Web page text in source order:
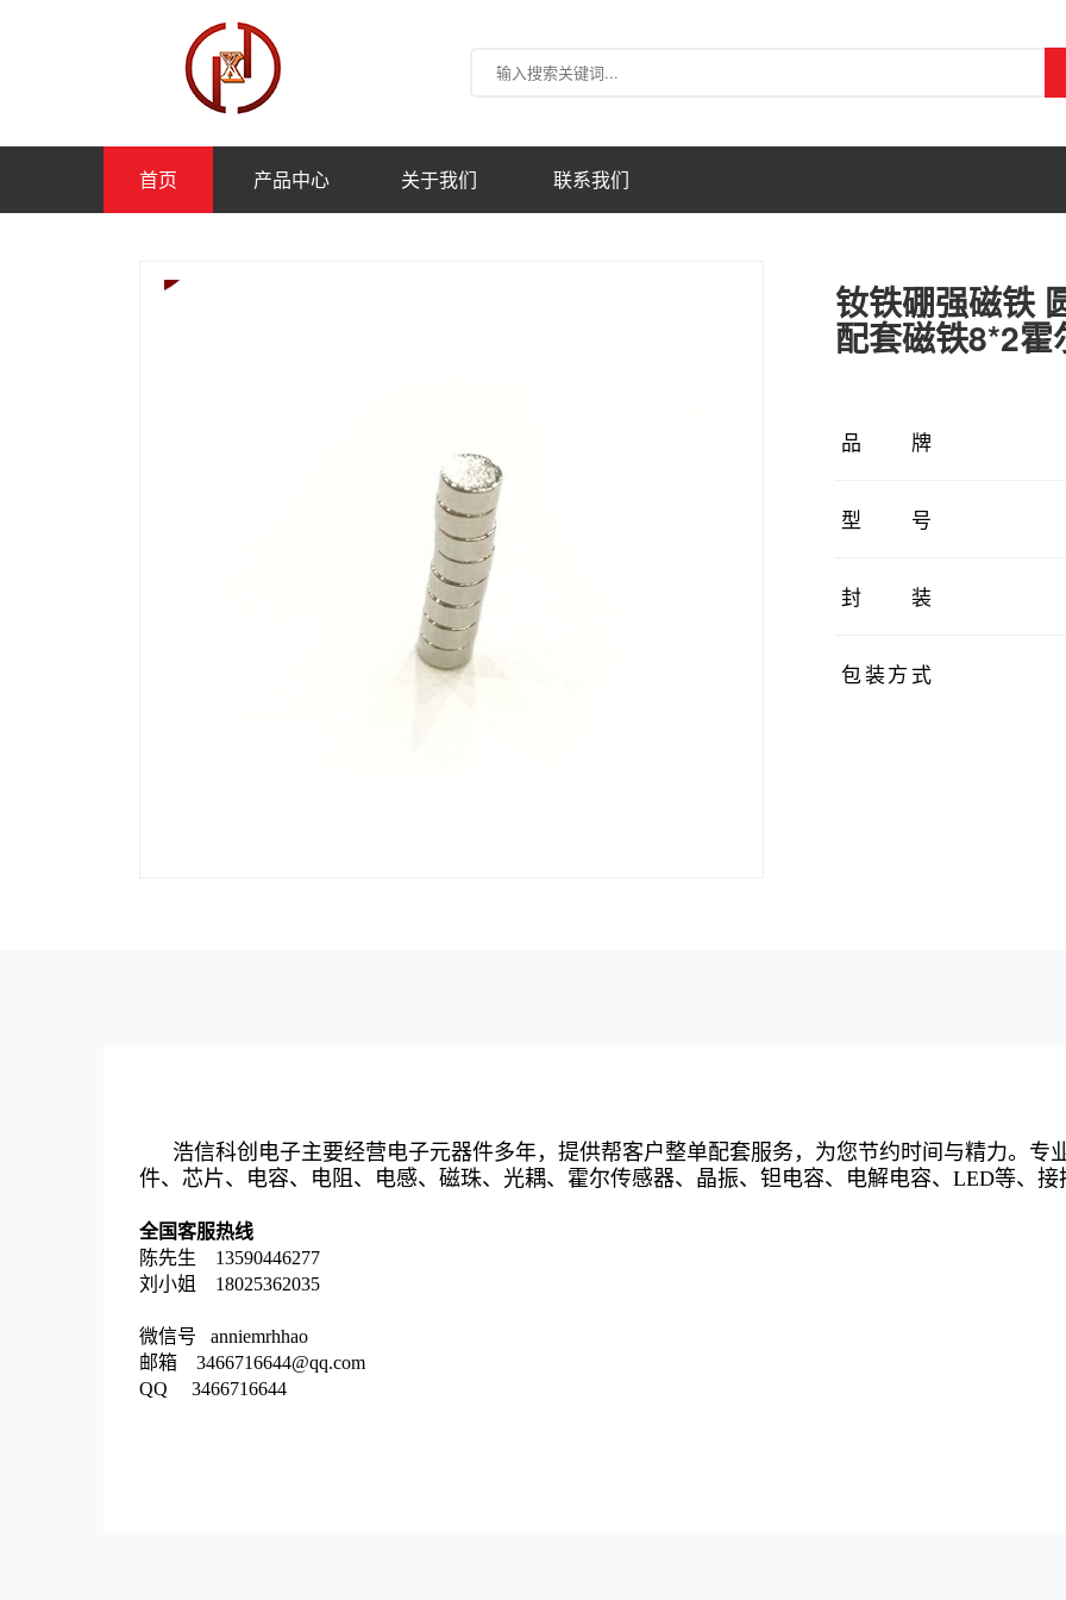
首页 产品中心 关于我们 联系我们
钕铁硼强磁铁
配套磁铁8*2霍
品牌
型号
封装
包装方式
浩信科创电子主要经营电子元器件多年，提供帮客户整单配套服务，为您节约时间与精力。专
件、芯片、电容、电阻、电感、磁珠、光耦、霍尔传感器、晶振、钽电容、电解电容、LED等、
全国客服热线
陈先生 13590446277
刘小姐 18025362035
微信号 anniemrhhao
邮箱 3466716644@qq.com
QQ 3466716644